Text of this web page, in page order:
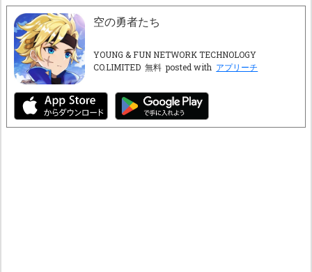
空の勇者たち
YOUNG & FUN NETWORK TECHNOLOGY
CO.LIMITED 無料 posted with アプリーチ